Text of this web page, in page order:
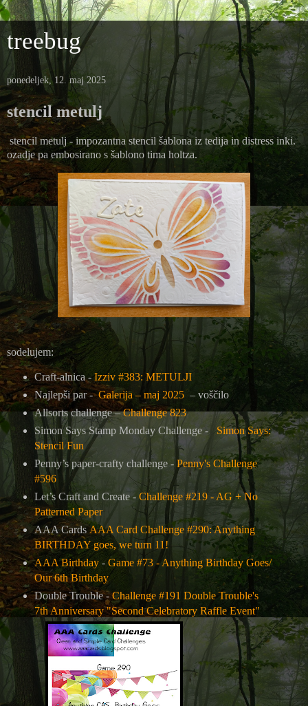
treebug
ponedeljek, 12. maj 2025
stencil metulj
stencil metulj - impozantna stencil šablona iz tedija in distress inki.
ozadje pa embosirano s šablono tima holtza.
sodelujem:
Craft-alnica -Izziv #383: METULJI
Najlepši par -Galerija – maj 2025– voščilo
Allsorts challenge – Challenge 823
Simon Says Stamp Monday Challenge - Simon Says:
Stencil Fun
Penny’s paper-crafty challenge - Penny's Challenge
#596
Let’s Craft and Create - Challenge #219 - AG + No
Patterned Paper
AAA CardsAAA Card Challenge #290: Anything
BIRTHDAY goes, we turn 11!
AAA Birthday- Game #73 - Anything Birthday Goes/
Our 6th Birthday
Double Trouble -Challenge #191 Double Trouble's
7th Anniversary "Second Celebratory Raffle Event"